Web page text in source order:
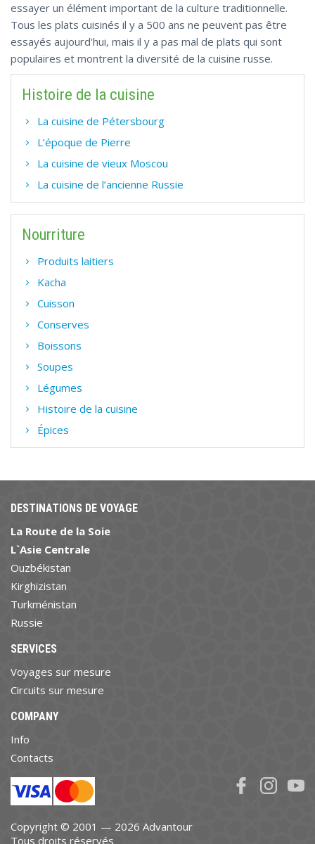
essayer un élément important de la culture traditionnelle.
Tous les plats cuisinés il y a 500 ans ne peuvent pas être
essayés aujourd'hui, mais il y a pas mal de plats qui sont
populaires et montrent la diversité de la cuisine russe.
Histoire de la cuisine
La cuisine de Pétersbourg
L’époque de Pierre
La cuisine de vieux Moscou
La cuisine de l’ancienne Russie
Nourriture
Produits laitiers
Kacha
Cuisson
Conserves
Boissons
Soupes
Légumes
Histoire de la cuisine
Épices
DESTINATIONS DE VOYAGE
La Route de la Soie
L`Asie Centrale
Ouzbékistan
Kirghizistan
Turkménistan
Russie
SERVICES
Voyages sur mesure
Circuits sur mesure
COMPANY
Info
Contacts
Copyright © 2001 — 2026 Advantour
Tous droits réservés